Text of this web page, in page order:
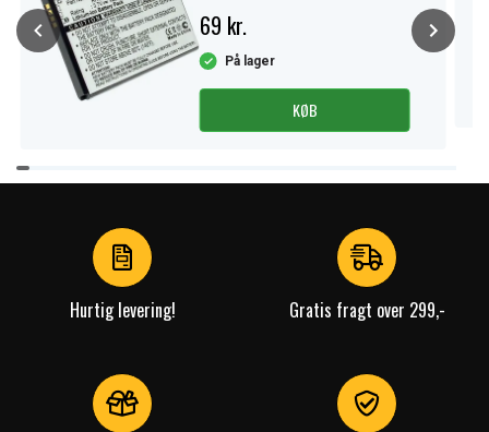
69 kr.
På lager
KØB
Item
1
Hurtig levering! Gratis fragt over 299,-